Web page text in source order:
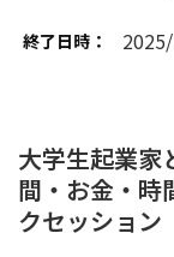
終了日時：
大学生起業家
間・お金・時
クセッション